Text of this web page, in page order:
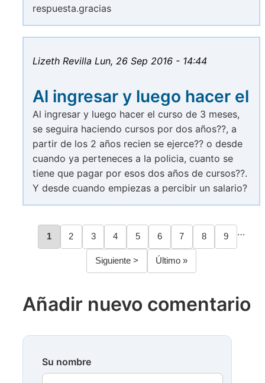
respuesta.gracias
Lizeth Revilla Lun, 26 Sep 2016 - 14:44
Al ingresar y luego hacer el
Al ingresar y luego hacer el curso de 3 meses,
se seguira haciendo cursos por dos años??, a
partir de los 2 años recien se ejerce?? o desde
cuando ya perteneces a la policia, cuanto se
tiene que pagar por esos dos años de cursos??.
Y desde cuando empiezas a percibir un salario?
Paginación
Página
1 Página
2 Página
3 Página
4 Página
5 Página
6 Página
7 Página
8 Página
9 …
Siguiente
página
Siguiente >
Última
página
Último »
Añadir nuevo comentario
Su nombre